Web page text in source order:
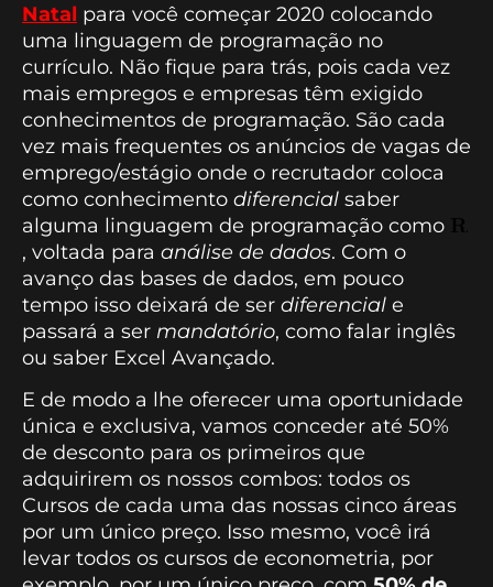
Natal para você começar 2020 colocando
uma linguagem de programação no
currículo. Não fique para trás, pois cada vez
mais empregos e empresas têm exigido
conhecimentos de programação. São cada
vez mais frequentes os anúncios de vagas de
emprego/estágio onde o recrutador coloca
como conhecimento diferencial saber
alguma linguagem de programação como
, voltada para análise de dados. Com o
avanço das bases de dados, em pouco
tempo isso deixará de ser diferencial e
passará a ser mandatório, como falar inglês
ou saber Excel Avançado.
E de modo a lhe oferecer uma oportunidade
única e exclusiva, vamos conceder até 50%
de desconto para os primeiros que
adquirirem os nossos combos: todos os
Cursos de cada uma das nossas cinco áreas
por um único preço. Isso mesmo, você irá
levar todos os cursos de econometria, por